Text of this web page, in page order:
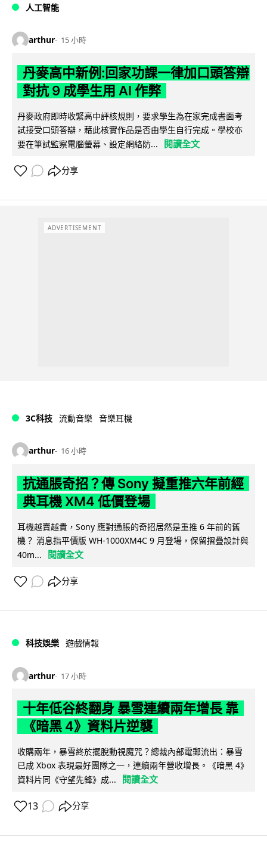
人工智能
arthur 15 小時
丹麥高中新例:回家功課一律加口頭答辯
對抗 9 成學生用 AI 作弊
丹麥政府即時收緊高中評核規則，要求學生為在家完成書面考
試接受口頭答辯，藉此核實作品是否由學生自行完成。學校亦
要在筆試監察電腦螢幕、設定網絡防...
閱讀全文
分享
ADVERTISEMENT
3C科技 流動音樂 音樂耳機
arthur 16 小時
抗通脹奇招？傳 Sony 擬重推六年前經
典耳機 XM4 低價登場
耳機越賣越貴，Sony 應對通脹的奇招居然是重推 6 年前的舊
機？ 消息指平價版 WH-1000XM4C 9 月登場，保留摺疊設計與
40m...
閱讀全文
分享
科技娛樂 遊戲情報
arthur 17 小時
十年低谷終翻身 暴雪連續兩年增長 靠
《暗黑 4》資料片逆襲
收購兩年，暴雪終於擺脫動視魔咒？總裁內部電郵流出：暴雪
已成 Xbox 表現最好團隊之一，連續兩年營收增長。《暗黑 4》
資料片同《守望先鋒》成...
閱讀全文
13 分享